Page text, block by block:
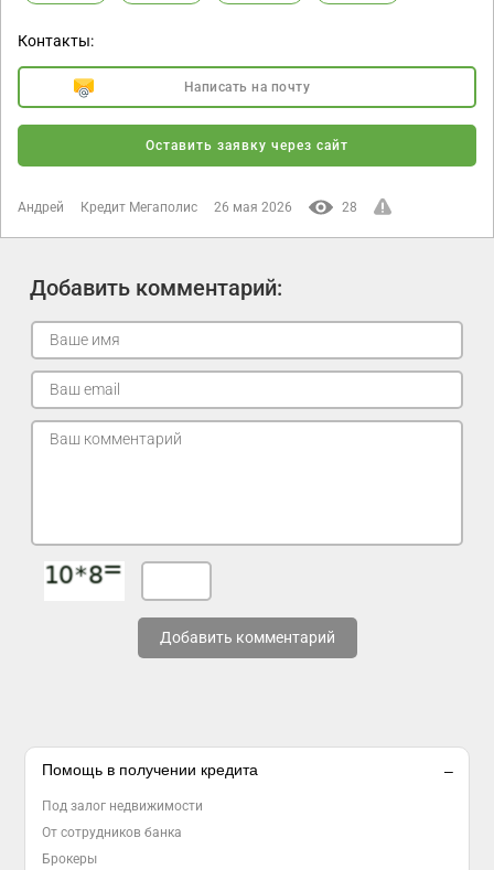
Контакты:
Написать на почту
Оставить заявку через сайт
Андрей Кредит Мегаполис 26 мая 2026 28
Добавить комментарий:
Добавить комментарий
Помощь в получении кредита
Под залог недвижимости
От сотрудников банка
Брокеры